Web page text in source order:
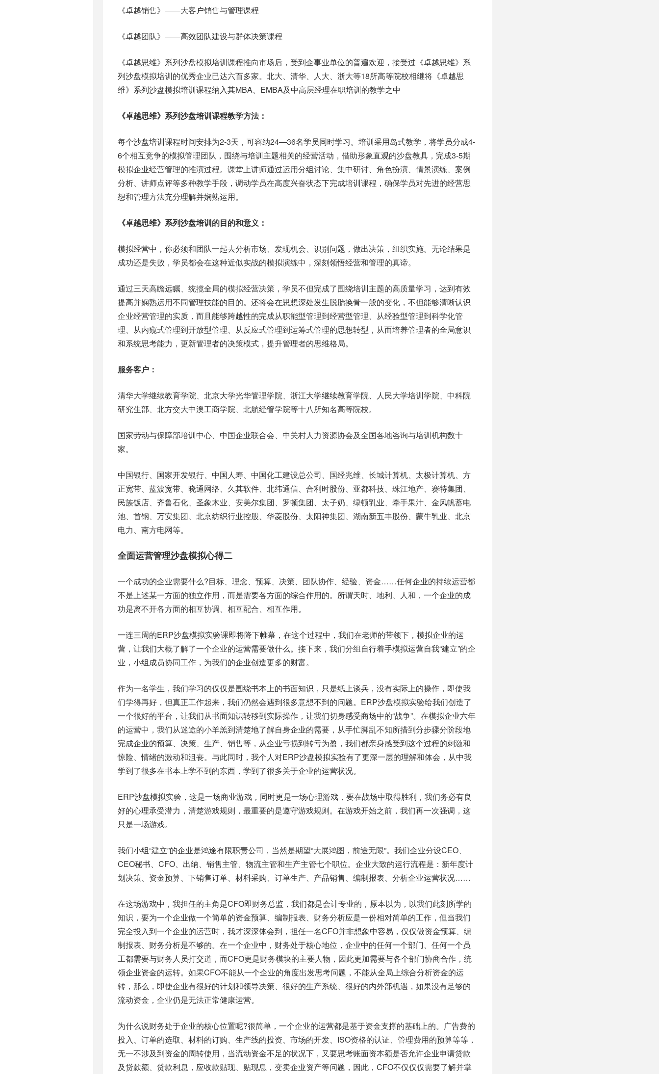
《卓越销售》――大客户销售与管理课程
《卓越团队》――高效团队建设与群体决策课程
《卓越思维》系列沙盘模拟培训课程推向市场后，受到企事业单位的普遍欢迎，接受过《卓越思维》系
列沙盘模拟培训的优秀企业已达六百多家。北大、清华、人大、浙大等18所高等院校相继将《卓越思
维》系列沙盘模拟培训课程纳入其MBA、EMBA及中高层经理在职培训的教学之中
《卓越思维》系列沙盘培训课程教学方法：
每个沙盘培训课程时间安排为2-3天，可容纳24―36名学员同时学习。培训采用岛式教学，将学员分成4-
6个相互竞争的模拟管理团队，围绕与培训主题相关的经营活动，借助形象直观的沙盘教具，完成3-5期
模拟企业经营管理的推演过程。课堂上讲师通过运用分组讨论、集中研讨、角色扮演、情景演练、案例
分析、讲师点评等多种教学手段，调动学员在高度兴奋状态下完成培训课程，确保学员对先进的经营思
想和管理方法充分理解并娴熟运用。
《卓越思维》系列沙盘培训的目的和意义：
模拟经营中，你必须和团队一起去分析市场、发现机会、识别问题，做出决策，组织实施。无论结果是
成功还是失败，学员都会在这种近似实战的模拟演练中，深刻领悟经营和管理的真谛。
通过三天高瞻远瞩、统揽全局的模拟经营决策，学员不但完成了围绕培训主题的高质量学习，达到有效
提高并娴熟运用不同管理技能的目的。还将会在思想深处发生脱胎换骨一般的变化，不但能够清晰认识
企业经营管理的实质，而且能够跨越性的完成从职能型管理到经营型管理、从经验型管理到科学化管
理、从内窥式管理到开放型管理、从反应式管理到运筹式管理的思想转型，从而培养管理者的全局意识
和系统思考能力，更新管理者的决策模式，提升管理者的思维格局。
服务客户：
清华大学继续教育学院、北京大学光华管理学院、浙江大学继续教育学院、人民大学培训学院、中科院
研究生部、北方交大中澳工商学院、北航经管学院等十八所知名高等院校。
国家劳动与保障部培训中心、中国企业联合会、中关村人力资源协会及全国各地咨询与培训机构数十
家。
中国银行、国家开发银行、中国人寿、中国化工建设总公司、国经兆维、长城计算机、太极计算机、方
正宽带、蓝波宽带、晓通网络、久其软件、北纬通信、合利时股份、亚都科技、珠江地产、赛特集团、
民族饭店、齐鲁石化、圣象木业、安美尔集团、罗顿集团、太子奶、绿顿乳业、牵手果汁、金风帆蓄电
池、首钢、万安集团、北京纺织行业控股、华菱股份、太阳神集团、湖南新五丰股份、蒙牛乳业、北京
电力、南方电网等。
全面运营管理沙盘模拟心得二
一个成功的企业需要什么?目标、理念、预算、决策、团队协作、经验、资金……任何企业的持续运营都
不是上述某一方面的独立作用，而是需要各方面的综合作用的。所谓天时、地利、人和，一个企业的成
功是离不开各方面的相互协调、相互配合、相互作用。
一连三周的ERP沙盘模拟实验课即将降下帷幕，在这个过程中，我们在老师的带领下，模拟企业的运
营，让我们大概了解了一个企业的运营需要做什么。接下来，我们分组自行着手模拟运营自我“建立”的企
业，小组成员协同工作，为我们的企业创造更多的财富。
作为一名学生，我们学习的仅仅是围绕书本上的书面知识，只是纸上谈兵，没有实际上的操作，即使我
们学得再好，但真正工作起来，我们仍然会遇到很多意想不到的问题。ERP沙盘模拟实验给我们创造了
一个很好的平台，让我们从书面知识转移到实际操作，让我们切身感受商场中的“战争”。在模拟企业六年
的运营中，我们从迷途的小羊羔到清楚地了解自身企业的需要，从手忙脚乱不知所措到分步骤分阶段地
完成企业的预算、决策、生产、销售等，从企业亏损到转亏为盈，我们都亲身感受到这个过程的刺激和
惊险、情绪的激动和沮丧。与此同时，我个人对ERP沙盘模拟实验有了更深一层的理解和体会，从中我
学到了很多在书本上学不到的东西，学到了很多关于企业的运营状况。
ERP沙盘模拟实验，这是一场商业游戏，同时更是一场心理游戏，要在战场中取得胜利，我们务必有良
好的心理承受潜力，清楚游戏规则，最重要的是遵守游戏规则。在游戏开始之前，我们再一次强调，这
只是一场游戏。
我们小组“建立”的企业是鸿途有限职责公司，当然是期望“大展鸿图，前途无限”。我们企业分设CEO、
CEO秘书、CFO、出纳、销售主管、物流主管和生产主管七个职位。企业大致的运行流程是：新年度计
划决策、资金预算、下销售订单、材料采购、订单生产、产品销售、编制报表、分析企业运营状况……
在这场游戏中，我担任的主角是CFO即财务总监，我们都是会计专业的，原本以为，以我们此刻所学的
知识，要为一个企业做一个简单的资金预算、编制报表、财务分析应是一份相对简单的工作，但当我们
完全投入到一个企业的运营时，我才深深体会到，担任一名CFO并非想象中容易，仅仅做资金预算、编
制报表、财务分析是不够的。在一个企业中，财务处于核心地位，企业中的任何一个部门、任何一个员
工都需要与财务人员打交道，而CFO更是财务模块的主要人物，因此更加需要与各个部门协商合作，统
领企业资金的运转。如果CFO不能从一个企业的角度出发思考问题，不能从全局上综合分析资金的运
转，那么，即使企业有很好的计划和领导决策、很好的生产系统、很好的内外部机遇，如果没有足够的
流动资金，企业仍是无法正常健康运营。
为什么说财务处于企业的核心位置呢?很简单，一个企业的运营都是基于资金支撑的基础上的。广告费的
投入、订单的选取、材料的订购、生产线的投资、市场的开发、ISO资格的认证、管理费用的预算等等，
无一不涉及到资金的周转使用，当流动资金不足的状况下，又要思考账面资本额是否允许企业申请贷款
及贷款额、贷款利息，应收款贴现、贴现息，变卖企业资产等问题，因此，CFO不仅仅仅需要了解并掌